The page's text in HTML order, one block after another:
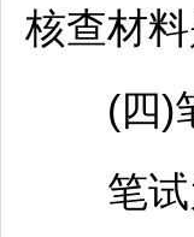
核查材
(四)
笔试